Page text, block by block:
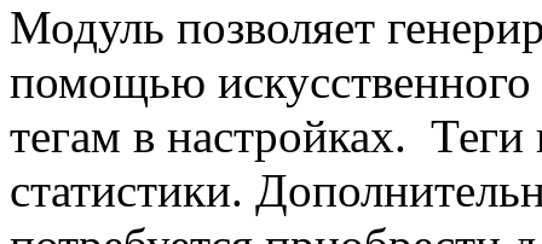
Модуль позволяет
помощью
тегам в настройках.
статистики.